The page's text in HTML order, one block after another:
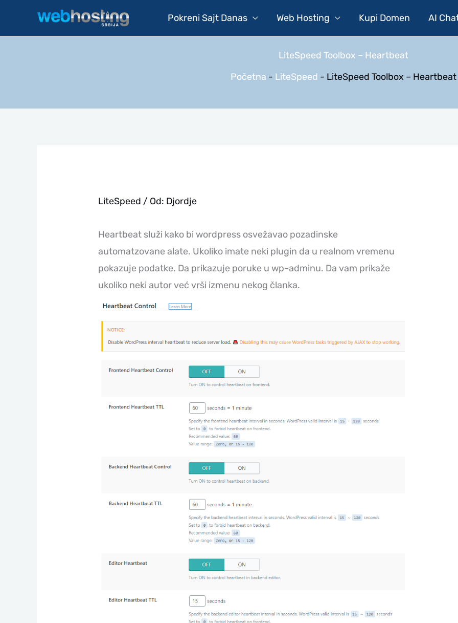
Pokreni Sajt Danas Web Hosting Kupi Domen AI
LiteSpeed Toolbox – Heartbeat
Početna - LiteSpeed - LiteSpeed Toolbox – Heartbeat
LiteSpeed / Od: Djordje
Heartbeat služi kako bi wordpress osvežavao pozadinske
automatzovane alate. Ukoliko imate neki plugin da u realnom vremenu
pokazuje podatke. Da prikazuje poruke u wp-adminu. Da vam prikaže
ukoliko neki autor već vrši izmenu nekog članka.